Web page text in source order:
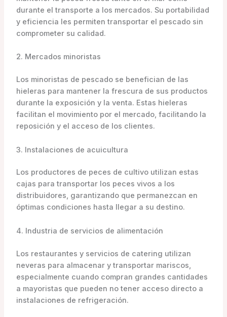
durante el transporte a los mercados. Su portabilidad
y eficiencia les permiten transportar el pescado sin
comprometer su calidad.
2. Mercados minoristas
Los minoristas de pescado se benefician de las
hieleras para mantener la frescura de sus productos
durante la exposición y la venta. Estas hieleras
facilitan el movimiento por el mercado, facilitando la
reposición y el acceso de los clientes.
3. Instalaciones de acuicultura
Los productores de peces de cultivo utilizan estas
cajas para transportar los peces vivos a los
distribuidores, garantizando que permanezcan en
óptimas condiciones hasta llegar a su destino.
4. Industria de servicios de alimentación
Los restaurantes y servicios de catering utilizan
neveras para almacenar y transportar mariscos,
especialmente cuando compran grandes cantidades
a mayoristas que pueden no tener acceso directo a
instalaciones de refrigeración.